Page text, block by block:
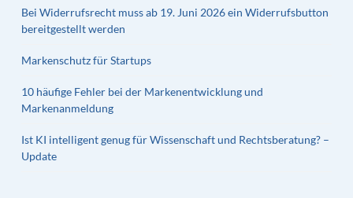
Bei Widerrufsrecht muss ab 19. Juni 2026 ein Widerrufsbutton
bereitgestellt werden
Markenschutz für Startups
10 häufige Fehler bei der Markenentwicklung und
Markenanmeldung
Ist KI intelligent genug für Wissenschaft und Rechtsberatung? –
Update